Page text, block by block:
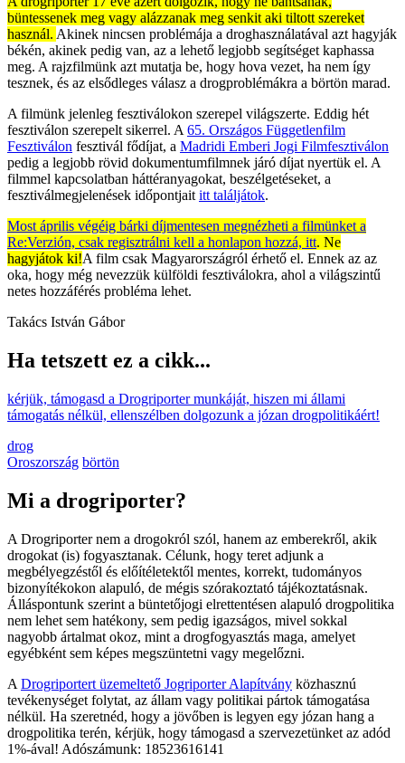
büntessenek meg vagy alázzanak meg senkit aki tiltott szereket
használ. Akinek nincsen problémája a droghasználatával azt hagyják
békén, akinek pedig van, az a lehető legjobb segítséget kaphassa
meg. A rajzfilmünk azt mutatja be, hogy hova vezet, ha nem így
tesznek, és az elsődleges válasz a drogproblémákra a börtön marad.
A filmünk jelenleg fesztiválokon szerepel világszerte. Eddig hét
fesztiválon szerepelt sikerrel. A 65. Országos Függetlenfilm
Fesztiválon fesztivál fődíjat, a Madridi Emberi Jogi Filmfesztiválon
pedig a legjobb rövid dokumentumfilmnek járó díjat nyertük el. A
filmmel kapcsolatban háttéranyagokat, beszélgetéseket, a
fesztiválmegjelenések időpontjait itt találjátok.
Most április végéig bárki díjmentesen megnézheti a filmünket a
Re:Verzión, csak regisztrálni kell a honlapon hozzá, itt. Ne
hagyjátok ki!A film csak Magyarországról érhető el. Ennek az az
oka, hogy még nevezzük külföldi fesztiválokra, ahol a világszintű
netes hozzáférés probléma lehet.
Takács István Gábor
Ha tetszett ez a cikk...
kérjük, támogasd a Drogriporter munkáját, hiszen mi állami
támogatás nélkül, ellenszélben dolgozunk a józan drogpolitikáért!
drog
Oroszország börtön
Mi a drogriporter?
A Drogriporter nem a drogokról szól, hanem az emberekről, akik
drogokat (is) fogyasztanak. Célunk, hogy teret adjunk a
megbélyegzéstől és előítéletektől mentes, korrekt, tudományos
bizonyítékokon alapuló, de mégis szórakoztató tájékoztatásnak.
Álláspontunk szerint a büntetőjogi elrettentésen alapuló drogpolitika
nem lehet sem hatékony, sem pedig igazságos, mivel sokkal
nagyobb ártalmat okoz, mint a drogfogyasztás maga, amelyet
egyébként sem képes megszüntetni vagy megelőzni.
A Drogriportert üzemeltető Jogriporter Alapítvány közhasznú
tevékenységet folytat, az állam vagy politikai pártok támogatása
nélkül. Ha szeretnéd, hogy a jövőben is legyen egy józan hang a
drogpolitika terén, kérjük, hogy támogasd a szervezetünket az adód
1%-ával! Adószámunk: 18523616141